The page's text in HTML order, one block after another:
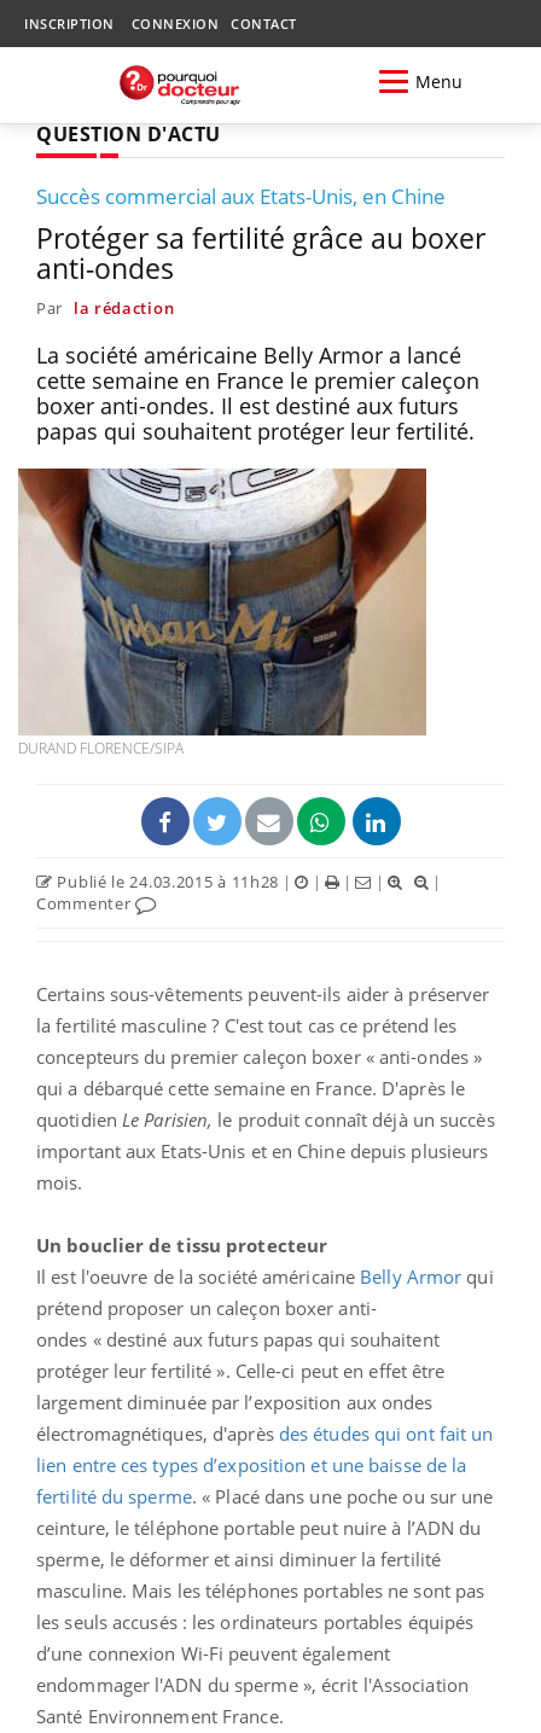
INSCRIPTION CONNEXION CONTACT
Menu
QUESTION D'ACTU
Succès commercial aux Etats-Unis, en Chine
Protéger sa fertilité grâce au boxer
anti-ondes
Par la rédaction
La société américaine Belly Armor a lancé
cette semaine en France le premier caleçon
boxer anti-ondes. Il est destiné aux futurs
papas qui souhaitent protéger leur fertilité.
DURAND FLORENCE/SIPA
Publié le 24.03.2015 à 11h28 | | | |
|
Commenter
Certains sous-vêtements peuvent-ils aider à préserver
la fertilité masculine ? C'est tout cas ce prétend les
concepteurs du premier caleçon boxer « anti-ondes »
qui a débarqué cette semaine en France. D'après le
quotidien Le Parisien, le produit connaît déjà un succès
important aux Etats-Unis et en Chine depuis plusieurs
mois.
Un bouclier de tissu protecteur
Il est l'oeuvre de la société américaine Belly Armor qui
prétend proposer un caleçon boxer anti-
ondes « destiné aux futurs papas qui souhaitent
protéger leur fertilité ». Celle-ci peut en effet être
largement diminuée par l’exposition aux ondes
électromagnétiques, d'après des études qui ont fait un
lien entre ces types d’exposition et une baisse de la
fertilité du sperme. « Placé dans une poche ou sur une
ceinture, le téléphone portable peut nuire à l’ADN du
sperme, le déformer et ainsi diminuer la fertilité
masculine. Mais les téléphones portables ne sont pas
les seuls accusés : les ordinateurs portables équipés
d’une connexion Wi-Fi peuvent également
endommager l'ADN du sperme », écrit l'Association
Santé Environnement France.